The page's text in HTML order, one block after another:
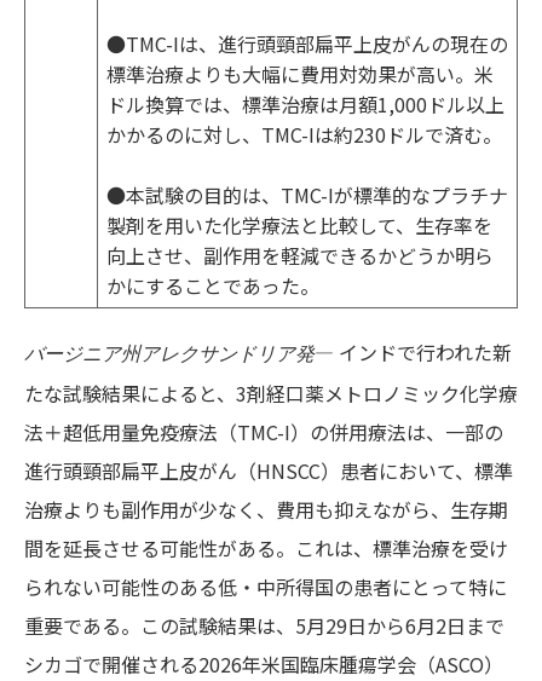
●TMC-Iは、進行頭頸部扁平上皮がんの現在の
標準治療よりも大幅に費用対効果が高い。米
ドル換算では、標準治療は月額1,000ドル以上
かかるのに対し、TMC-Iは約230ドルで済む。
●本試験の目的は、TMC-Iが標準的なプラチナ
製剤を用いた化学療法と比較して、生存率を
向上させ、副作用を軽減できるかどうか明ら
かにすることであった。
バージニア州アレクサンドリア発― インドで行われた新
たな試験結果によると、3剤経口薬メトロノミック化学療
法＋超低用量免疫療法（TMC-I）の併用療法は、一部の
進行頭頸部扁平上皮がん（HNSCC）患者において、標準
治療よりも副作用が少なく、費用も抑えながら、生存期
間を延長させる可能性がある。これは、標準治療を受け
られない可能性のある低・中所得国の患者にとって特に
重要である。この試験結果は、5月29日から6月2日まで
シカゴで開催される2026年米国臨床腫瘍学会（ASCO）